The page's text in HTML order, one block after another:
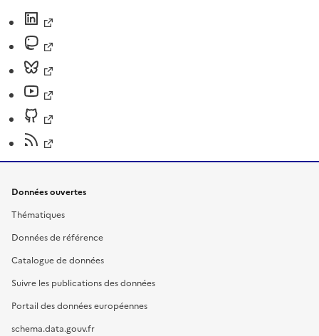
Données ouvertes
Thématiques
Données de référence
Catalogue de données
Suivre les publications des données
Portail des données européennes
schema.data.gouv.fr